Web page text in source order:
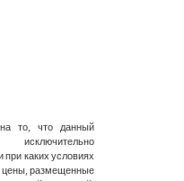
то, что данный
каких условиях
размещенные